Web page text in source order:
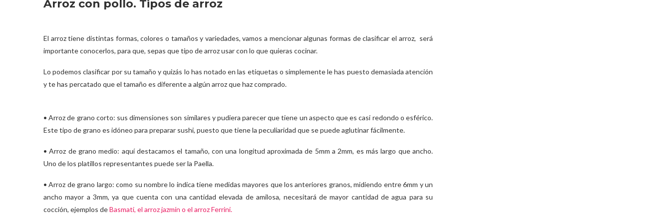
Arroz con pollo. Tipos de arroz
El arroz tiene distintas formas, colores o tamaños y variedades, vamos a mencionar algunas formas de clasificar el arroz, será
importante conocerlos, para que, sepas que tipo de arroz usar con lo que quieras cocinar.
Lo podemos clasificar por su tamaño y quizás lo has notado en las etiquetas o simplemente le has puesto demasiada atención
y te has percatado que el tamaño es diferente a algún arroz que haz comprado.
• Arroz de grano corto: sus dimensiones son similares y pudiera parecer que tiene un aspecto que es casi redondo o esférico.
Este tipo de grano es idóneo para preparar sushi, puesto que tiene la peculiaridad que se puede aglutinar fácilmente.
• Arroz de grano medio: aquí destacamos el tamaño, con una longitud aproximada de 5mm a 2mm, es más largo que ancho.
Uno de los platillos representantes puede ser la Paella.
• Arroz de grano largo: como su nombre lo indica tiene medidas mayores que los anteriores granos, midiendo entre 6mm y un
ancho mayor a 3mm, ya que cuenta con una cantidad elevada de amilosa, necesitará de mayor cantidad de agua para su
cocción, ejemplos deBasmati, el arroz jazmín o el arroz Ferrini.